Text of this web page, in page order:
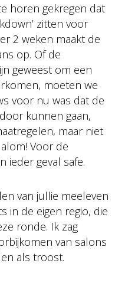
horen gekregen dat
zitten voor
2 weken maakt de
op. Of de
geweest om een
moeten we
voor nu was dat de
kunnen gaan,
maar niet
Voor de
ieder geval safe.
van jullie meeleven
in de eigen regio, die
ronde. Ik zag
van salons
als troost.